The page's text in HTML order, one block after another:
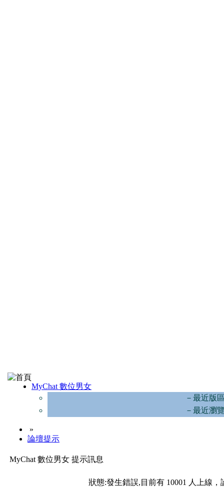
MyChat 數位男女
－最近版
－最近瀏
»
論壇提示
MyChat 數位男女 提示訊息
狀態:發生錯誤,目前有 10001 人上線